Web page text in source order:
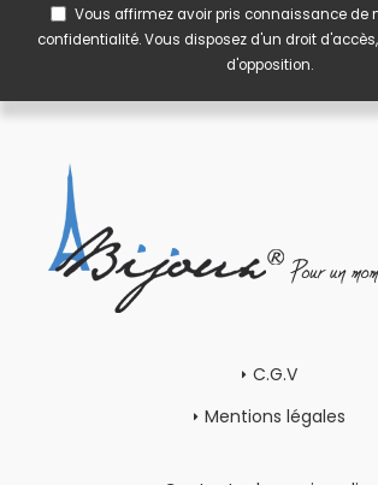
Vous affirmez avoir pris connaissance de
confidentialité. Vous disposez d'un droit
d'opposition.
C.G.V
Mentions légales